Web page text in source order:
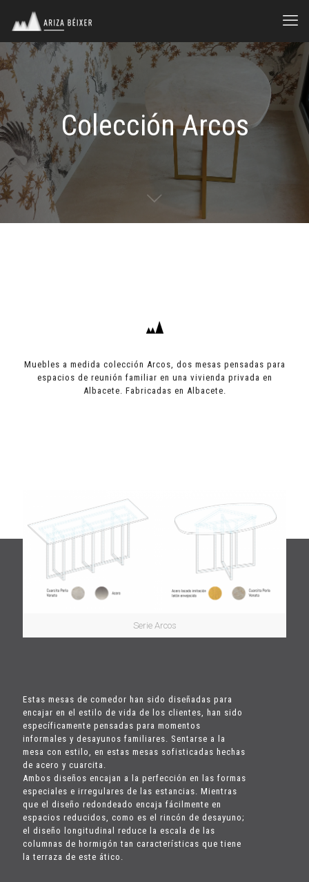
Colección Arcos
Muebles a medida colección Arcos, dos mesas pensadas para
espacios de reunión familiar en una vivienda privada en
Albacete. Fabricadas en Albacete.
Serie Arcos
Estas mesas de comedor han sido diseñadas para
encajar en el estilo de vida de los clientes, han sido
específicamente pensadas para momentos
informales y desayunos familiares. Sentarse a la
mesa con estilo, en estas mesas sofisticadas hechas
de acero y cuarcita.
Ambos diseños encajan a la perfección en las formas
especiales e irregulares de las estancias. Mientras
que el diseño redondeado encaja fácilmente en
espacios reducidos, como es el rincón de desayuno;
el diseño longitudinal reduce la escala de las
columnas de hormigón tan características que tiene
la terraza de este ático.